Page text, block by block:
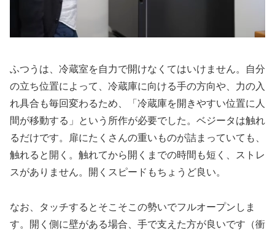
ふつうは、冷蔵室を自力で開けなくてはいけません。自分
の立ち位置によって、冷蔵庫に向ける手の方向や、力の入
れ具合も毎回変わるため、「冷蔵庫を開きやすい位置に人
間が移動する」という所作が必要でした。ベジータは触れ
るだけです。扉にたくさんの重いものが詰まっていても、
触れると開く。触れてから開くまでの時間も短く、ストレ
スがありません。開くスピードもちょうど良い。
なお、タッチするとそこそこの勢いでフルオープンしま
す。開く側に壁がある場合、手で支えた方が良いです（衝